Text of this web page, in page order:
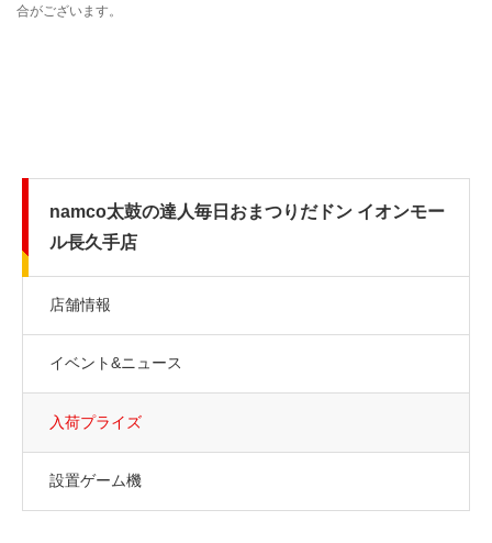
namco太鼓の達人毎日おまつりだドン イオンモー
ル長久手店
店舗情報
イベント&ニュース
入荷プライズ
設置ゲーム機